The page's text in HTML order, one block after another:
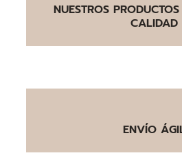
NUESTROS
CALIDAD
ENVÍO